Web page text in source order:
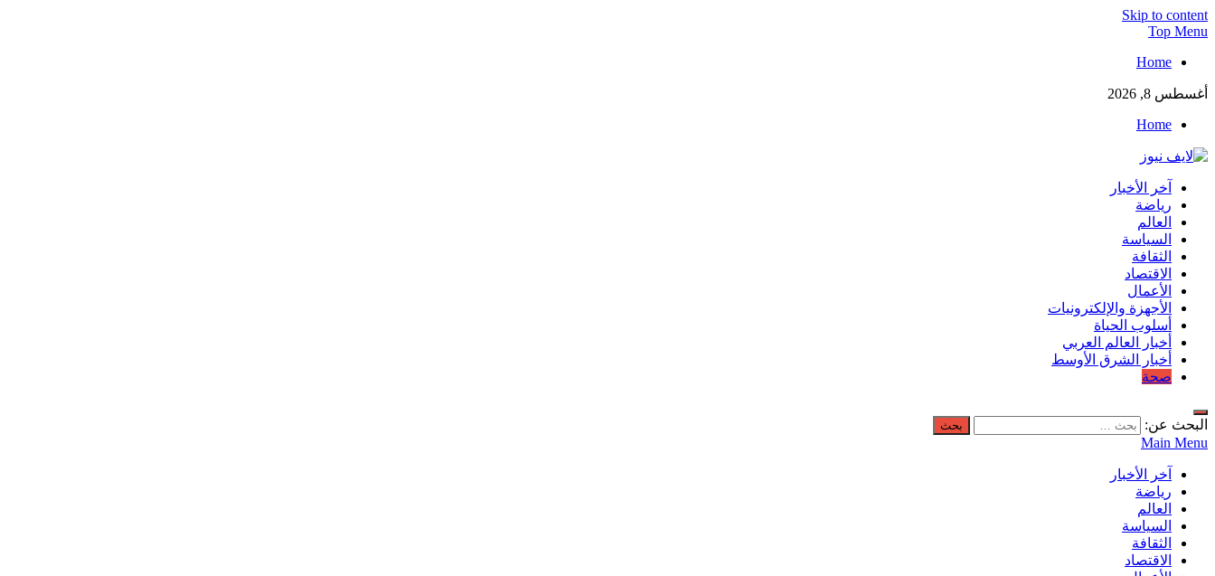
Skip to content
Top Menu
Home
أغسطس 8, 2026
Home
لايف نيوز
آخر الأخبار العاجلة لحظة بلحظة من العالم العربي والعالم
آخر الأخبار
رياضة
العالم
السياسة
الثقافة
الاقتصاد
الأعمال
الأجهزة والإلكترونيات
أسلوب الحياة
أخبار العالم العربي
أخبار الشرق الأوسط
صحة
البحث عن:
Main Menu
آخر الأخبار
رياضة
العالم
السياسة
الثقافة
الاقتصاد